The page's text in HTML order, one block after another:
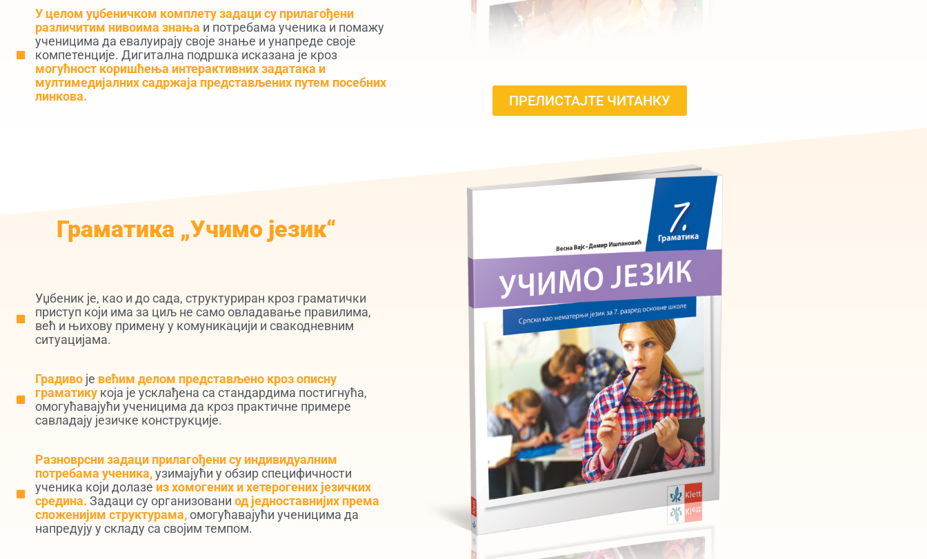
У целом уџбеничком комплету задаци су прилагођени
различитим нивоима знања и потребама ученика и помажу
ученицима да евалуирају своје знање и унапреде своје
компетенције. Дигитална подршка исказана је кроз
могућност коришћења интерактивних задатака и
мултимедијалних садржаја представљених путем посебних
линкова.
ПРЕЛИСТАЈТЕ ЧИТАНКУ
Граматика „Учимо језик“
Уџбеник је, као и до сада, структуриран кроз граматички
приступ који има за циљ не само овладавање правилима,
већ и њихову примену у комуникацији и свакодневним
ситуацијама.
Градивоје већим делом представљено кроз описну
граматикукоја је усклађена са стандардима постигнућа,
омогућавајући ученицима да кроз практичне примере
савладају језичке конструкције.
Разноврсни задаци прилагођени су индивидуалним
потребама ученика,узимајући у обзир специфичности
ученика који долазе из хомогених и хетерогених језичких
средина. Задаци су организовани од једноставнијих према
сложенијим структурама,омогућавајући ученицима да
напредују у складу са својим темпом.